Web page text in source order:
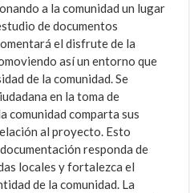
a la comunidad un lugar
de documentos
el disfrute de la
así un entorno que
de la comunidad. Se
en la toma de
comunidad comparta sus
al proyecto. Esto
responda de
locales y fortalezca el
de la comunidad. La